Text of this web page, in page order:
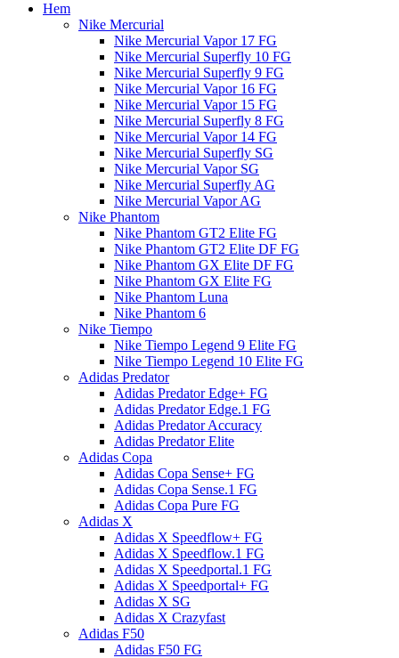
Hem
Nike Mercurial
Nike Mercurial Vapor 17 FG
Nike Mercurial Superfly 10 FG
Nike Mercurial Superfly 9 FG
Nike Mercurial Vapor 16 FG
Nike Mercurial Vapor 15 FG
Nike Mercurial Superfly 8 FG
Nike Mercurial Vapor 14 FG
Nike Mercurial Superfly SG
Nike Mercurial Vapor SG
Nike Mercurial Superfly AG
Nike Mercurial Vapor AG
Nike Phantom
Nike Phantom GT2 Elite FG
Nike Phantom GT2 Elite DF FG
Nike Phantom GX Elite DF FG
Nike Phantom GX Elite FG
Nike Phantom Luna
Nike Phantom 6
Nike Tiempo
Nike Tiempo Legend 9 Elite FG
Nike Tiempo Legend 10 Elite FG
Adidas Predator
Adidas Predator Edge+ FG
Adidas Predator Edge.1 FG
Adidas Predator Accuracy
Adidas Predator Elite
Adidas Copa
Adidas Copa Sense+ FG
Adidas Copa Sense.1 FG
Adidas Copa Pure FG
Adidas X
Adidas X Speedflow+ FG
Adidas X Speedflow.1 FG
Adidas X Speedportal.1 FG
Adidas X Speedportal+ FG
Adidas X SG
Adidas X Crazyfast
Adidas F50
Adidas F50 FG